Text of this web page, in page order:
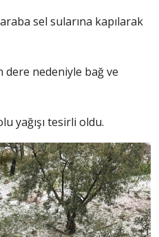
sel sularına kapılarak
dere nedeniyle bağ ve
yağışı tesirli oldu.